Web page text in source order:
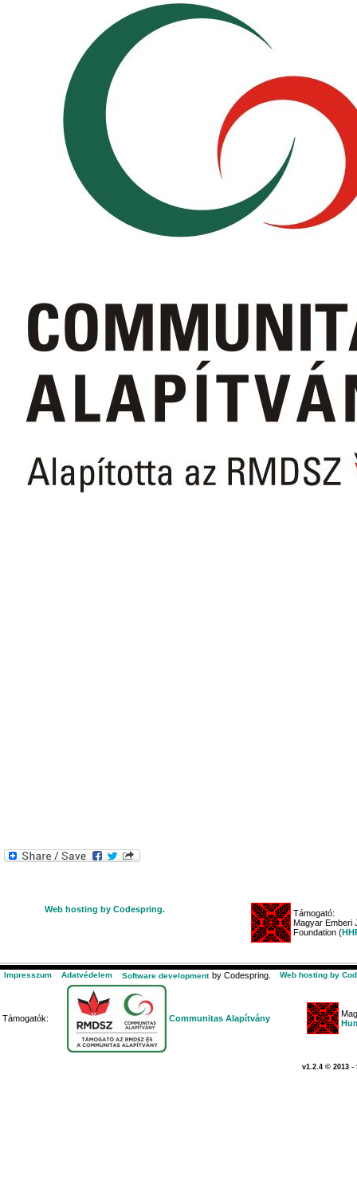
Web hosting by Codespring.
Támogató:
Magyar Emberi
Foundation (
Impresszum Adatvédelem Software development by Codespring. Web hosting by
Támogatók: Communitas Alapítvány
v1.2.4 © 2013